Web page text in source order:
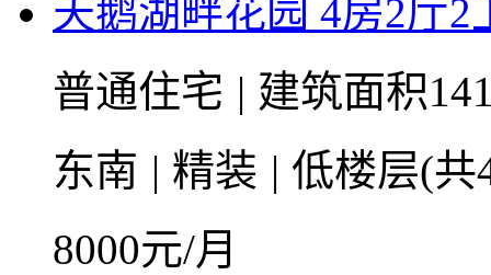
天鹅湖畔花园 4房2厅2
普通住宅 | 建筑面积
东南 | 精装 | 低楼层(
8000元/月